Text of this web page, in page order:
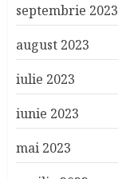
septembrie 2023
august 2023
iulie 2023
iunie 2023
mai 2023